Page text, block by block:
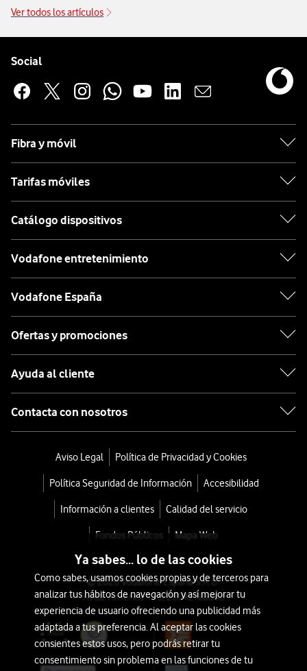
Ver todos los artículos
Social
Fibra y móvil
Tarifas móviles
Catálogo dispositivos
Vodafone entretenimiento
Vodafone España
Ofertas y promociones
Ayuda al cliente
Contacta con nosotros
Aviso Legal Política de Privacidad y Cookies
Política Seguridad de Información Accesibilidad
Información a clientes Calidad del servicio
Fondos Públicos Mapa Web
© 2026 Vodafone España S.A.U.
Avda. América 115, 28042 Madrid
Ya sabes... lo de las cookies
Como sabes, usamos cookies propias y de terceros para
analizar tus hábitos de navegación y así mejorar tu
experiencia de usuario ofreciendo una publicidad más
adaptada a tus preferencia. Al aceptar las cookies
consientes estos usos, pero podrás retirar tu
consentimiento sin problema en las funciones de tu